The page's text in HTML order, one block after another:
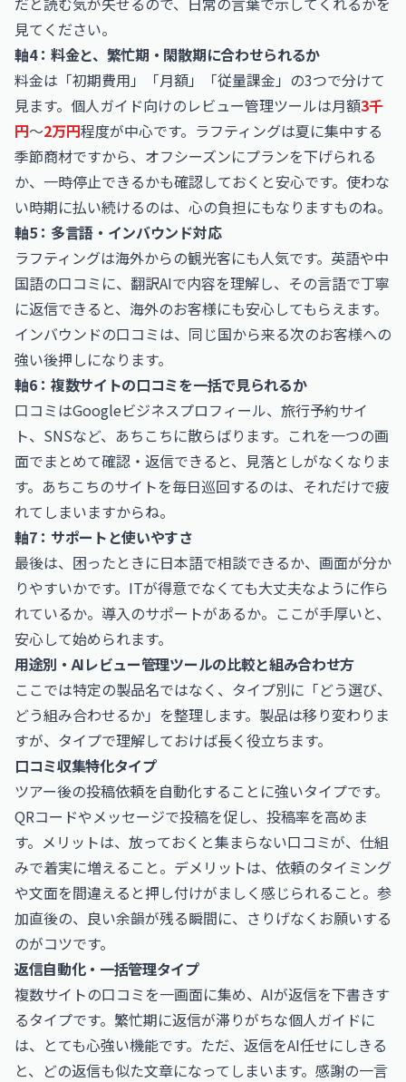
見てください。
軸4：料金と、繁忙期・閑散期に合わせられるか
料金は「初期費用」「月額」「従量課金」の3つで分けて
見ます。個人ガイド向けのレビュー管理ツールは月額3千
円〜2万円程度が中心です。ラフティングは夏に集中する
季節商材ですから、オフシーズンにプランを下げられる
か、一時停止できるかも確認しておくと安心です。使わな
い時期に払い続けるのは、心の負担にもなりますものね。
軸5：多言語・インバウンド対応
ラフティングは海外からの観光客にも人気です。英語や中
国語の口コミに、翻訳AIで内容を理解し、その言語で丁寧
に返信できると、海外のお客様にも安心してもらえます。
インバウンドの口コミは、同じ国から来る次のお客様への
強い後押しになります。
軸6：複数サイトの口コミを一括で見られるか
口コミはGoogleビジネスプロフィール、旅行予約サイ
ト、SNSなど、あちこちに散らばります。これを一つの画
面でまとめて確認・返信できると、見落としがなくなりま
す。あちこちのサイトを毎日巡回するのは、それだけで疲
れてしまいますからね。
軸7：サポートと使いやすさ
最後は、困ったときに日本語で相談できるか、画面が分か
りやすいかです。ITが得意でなくても大丈夫なように作ら
れているか。導入のサポートがあるか。ここが手厚いと、
安心して始められます。
用途別・AIレビュー管理ツールの比較と組み合わせ方
ここでは特定の製品名ではなく、タイプ別に「どう選び、
どう組み合わせるか」を整理します。製品は移り変わりま
すが、タイプで理解しておけば長く役立ちます。
口コミ収集特化タイプ
ツアー後の投稿依頼を自動化することに強いタイプです。
QRコードやメッセージで投稿を促し、投稿率を高めま
す。メリットは、放っておくと集まらない口コミが、仕組
みで着実に増えること。デメリットは、依頼のタイミング
や文面を間違えると押し付けがましく感じられること。参
加直後の、良い余韻が残る瞬間に、さりげなくお願いする
のがコツです。
返信自動化・一括管理タイプ
複数サイトの口コミを一画面に集め、AIが返信を下書きす
るタイプです。繁忙期に返信が滞りがちな個人ガイドに
は、とても心強い機能です。ただ、返信をAI任せにしきる
と、どの返信も似た文章になってしまいます。感謝の一言